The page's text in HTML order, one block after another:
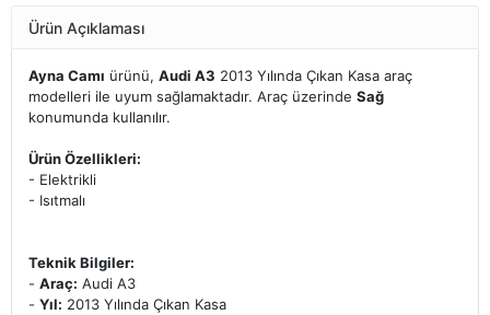
Ürün Açıklaması
Ayna Camı ürünü, Audi A3 2013 Yılında Çıkan Kasa araç
modelleri ile uyum sağlamaktadır. Araç üzerinde Sağ
konumunda kullanılır.
Ürün Özellikleri:
- Elektrikli
- Isıtmalı
Teknik Bilgiler:
- Araç: Audi A3
- Yıl: 2013 Yılında Çıkan Kasa